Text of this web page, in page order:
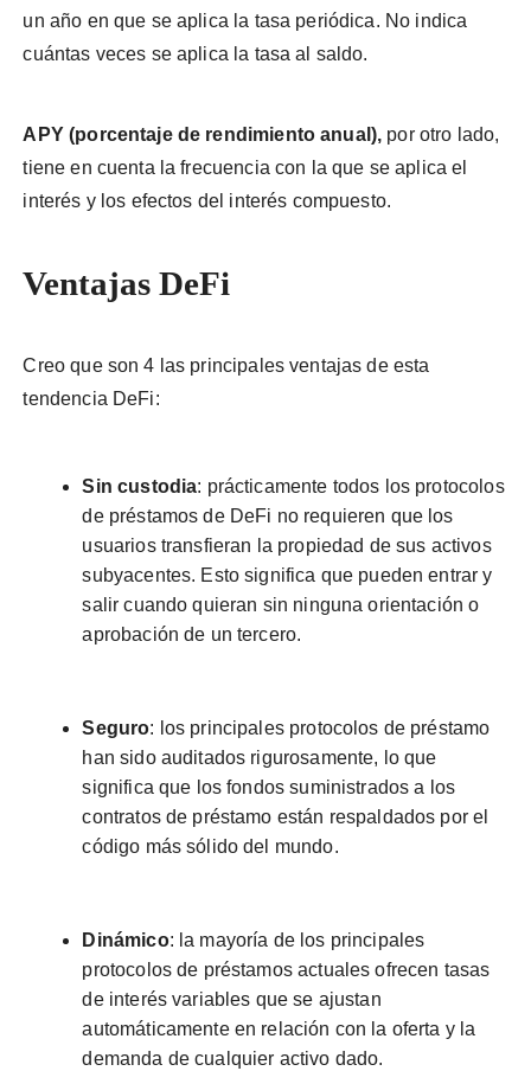
un año en que se aplica la tasa periódica. No indica
cuántas veces se aplica la tasa al saldo.
APY (porcentaje de rendimiento anual), por otro lado,
tiene en cuenta la frecuencia con la que se aplica el
interés y los efectos del interés compuesto.
Ventajas DeFi
Creo que son 4 las principales ventajas de esta
tendencia DeFi:
Sin custodia: prácticamente todos los protocolos
de préstamos de DeFi no requieren que los
usuarios transfieran la propiedad de sus activos
subyacentes. Esto significa que pueden entrar y
salir cuando quieran sin ninguna orientación o
aprobación de un tercero.
Seguro: los principales protocolos de préstamo
han sido auditados rigurosamente, lo que
significa que los fondos suministrados a los
contratos de préstamo están respaldados por el
código más sólido del mundo.
Dinámico: la mayoría de los principales
protocolos de préstamos actuales ofrecen tasas
de interés variables que se ajustan
automáticamente en relación con la oferta y la
demanda de cualquier activo dado.